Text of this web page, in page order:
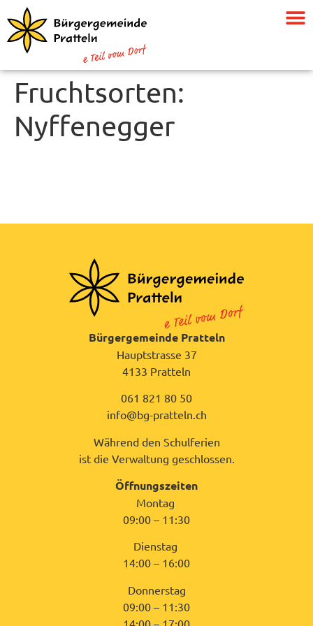
Fruchtsorten:
Nyffenegger
Bürgergemeinde Pratteln
Hauptstrasse 37
4133 Pratteln
061 821 80 50
info@bg-pratteln.ch
Während den Schulferien
ist die Verwaltung geschlossen.
Öffnungszeiten
Montag
09:00 – 11:30
Dienstag
14:00 – 16:00
Donnerstag
09:00 – 11:30
14:00 – 17:00